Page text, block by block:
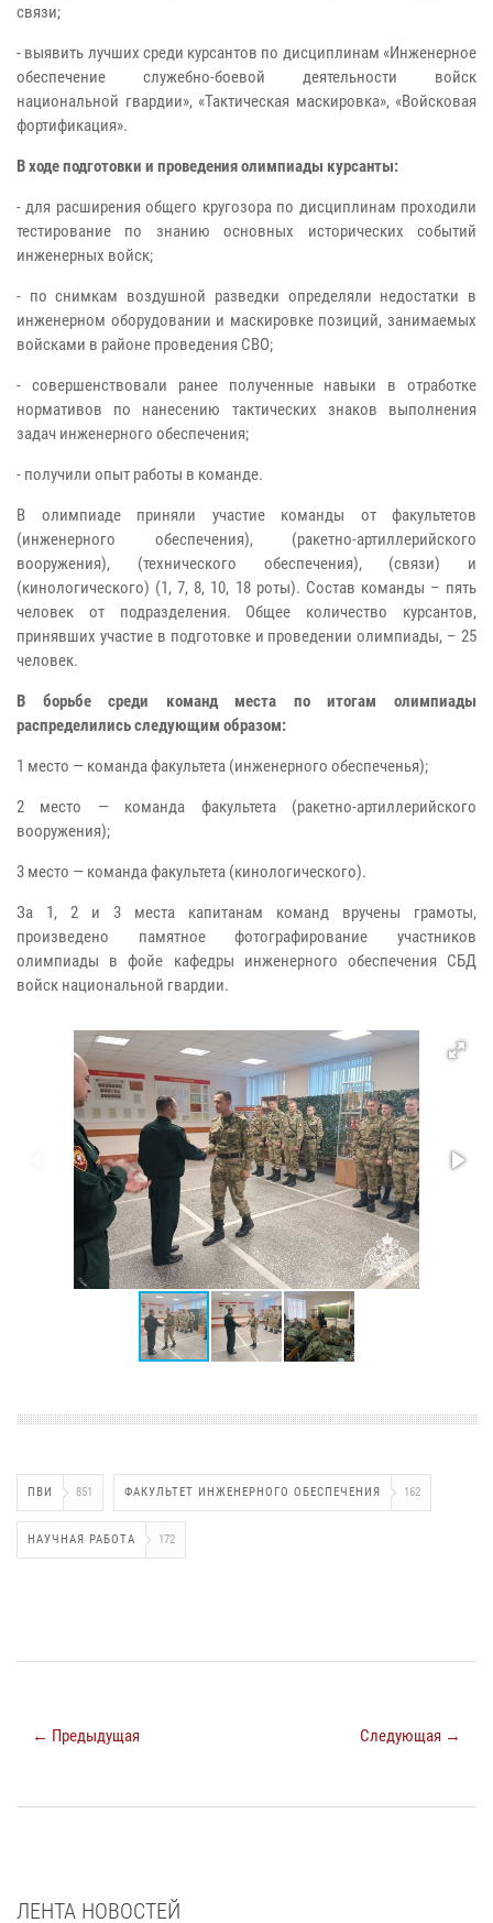
связи;
- выявить лучших среди курсантов по дисциплинам «Инженерное
обеспечение служебно-боевой деятельности войск
национальной гвардии», «Тактическая маскировка», «Войсковая
фортификация».
В ходе подготовки и проведения олимпиады курсанты:
- для расширения общего кругозора по дисциплинам проходили
тестирование по знанию основных исторических событий
инженерных войск;
- по снимкам воздушной разведки определяли недостатки в
инженерном оборудовании и маскировке позиций, занимаемых
войсками в районе проведения СВО;
- совершенствовали ранее полученные навыки в отработке
нормативов по нанесению тактических знаков выполнения
задач инженерного обеспечения;
- получили опыт работы в команде.
В олимпиаде приняли участие команды от факультетов
(инженерного обеспечения), (ракетно-артиллерийского
вооружения), (технического обеспечения), (связи) и
(кинологического) (1, 7, 8, 10, 18 роты). Состав команды – пять
человек от подразделения. Общее количество курсантов,
принявших участие в подготовке и проведении олимпиады, – 25
человек.
В борьбе среди команд места по итогам олимпиады
распределились следующим образом:
1 место — команда факультета (инженерного обеспеченья);
2 место — команда факультета (ракетно-артиллерийского
вооружения);
3 место — команда факультета (кинологического).
За 1, 2 и 3 места капитанам команд вручены грамоты,
произведено памятное фотографирование участников
олимпиады в фойе кафедры инженерного обеспечения СБД
войск национальной гвардии.
ПВИ 851 ФАКУЛЬТЕТ ИНЖЕНЕРНОГО ОБЕСПЕЧЕНИЯ 162
НАУЧНАЯ РАБОТА 172
← Предыдущая Следующая →
ЛЕНТА НОВОСТЕЙ